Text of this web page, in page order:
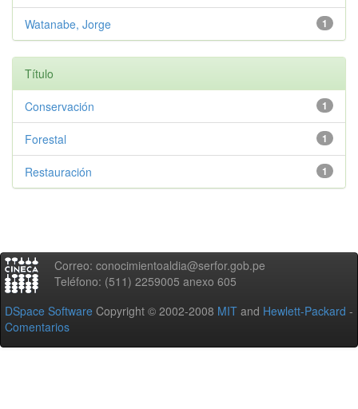
1
Watanabe, Jorge
Título
1
Conservación
1
Forestal
1
Restauración
Correo: conocimientoaldia@serfor.gob.pe
Teléfono: (511) 2259005 anexo 605
DSpace Software Copyright © 2002-2008 MIT and Hewlett-Packard -
Comentarios